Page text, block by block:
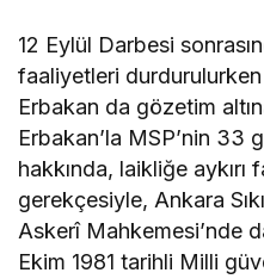
12 Eylül Darbesi
faaliyetleri
Erbakan da gözetim
Erbakan’la MSP’nin 33
hakkında, laikliğe aykırı
gerekçesiyle, Ankara
Askerî Mahkemesi’nde
Ekim 1981 tarihli Milli